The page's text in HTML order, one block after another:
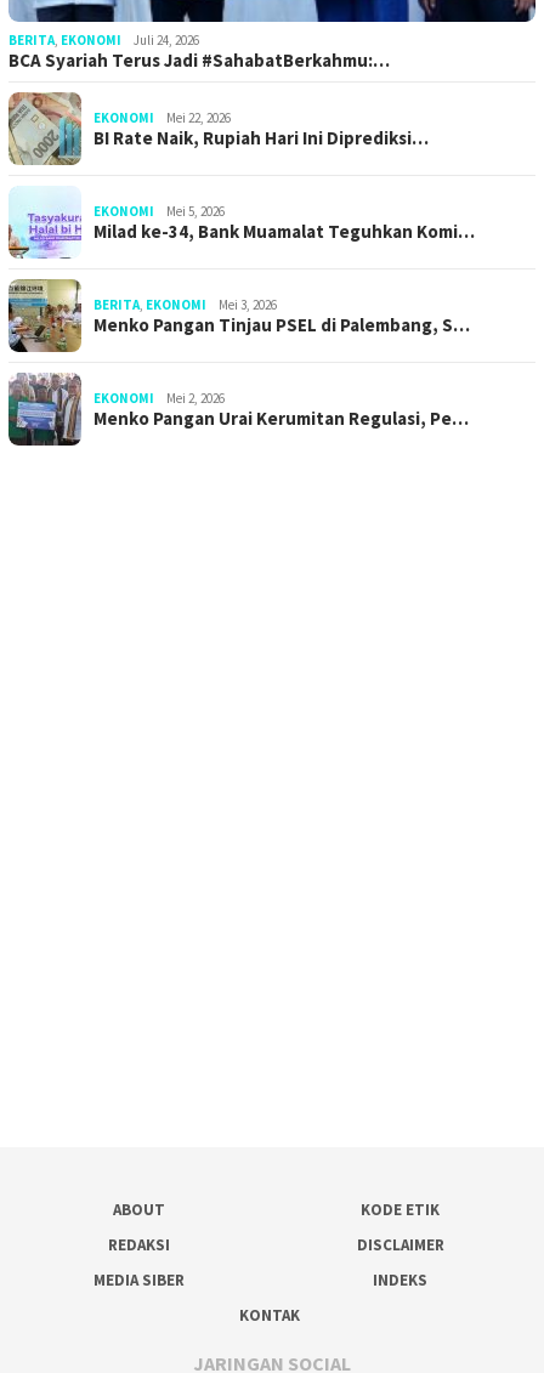
BERITA, EKONOMI Juli 24, 2026
BCA Syariah Terus Jadi #SahabatBerkahmu:…
EKONOMI Mei 22, 2026
BI Rate Naik, Rupiah Hari Ini Diprediksi…
EKONOMI Mei 5, 2026
Milad ke-34, Bank Muamalat Teguhkan Komi…
BERITA, EKONOMI Mei 3, 2026
Menko Pangan Tinjau PSEL di Palembang, S…
EKONOMI Mei 2, 2026
Menko Pangan Urai Kerumitan Regulasi, Pe…
ABOUT
KODE ETIK
REDAKSI
DISCLAIMER
MEDIA SIBER
INDEKS
KONTAK
JARINGAN SOCIAL